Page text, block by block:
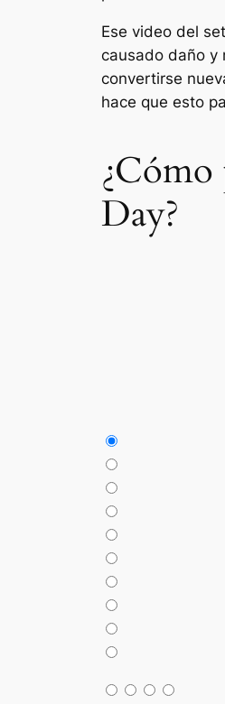
Ese video del
causado daño y
convertirse
hace que esto
Day?